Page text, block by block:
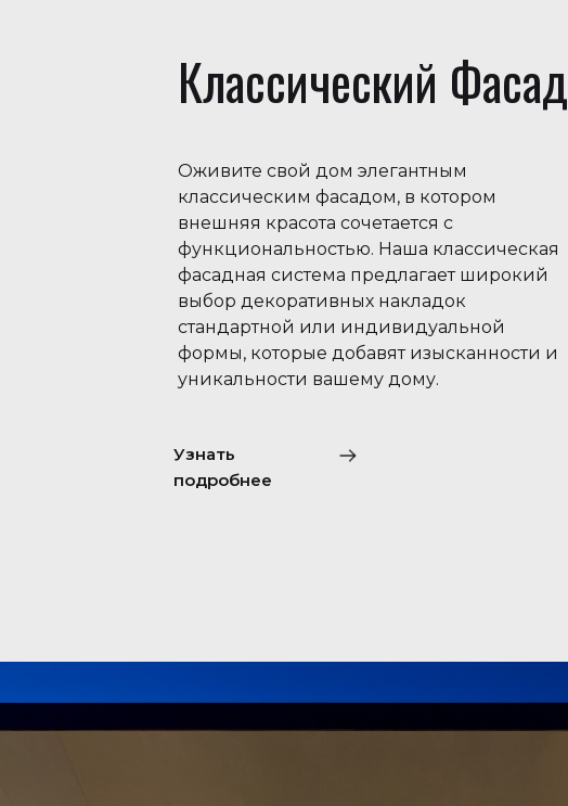
Узнать
подробнее
Классический Фасад
Оживите свой дом элегантным
классическим фасадом, в котором
внешняя красота сочетается с
функциональностью. Наша классическая
фасадная система предлагает широкий
выбор декоративных накладок
стандартной или индивидуальной
формы, которые добавят изысканности и
уникальности вашему дому.